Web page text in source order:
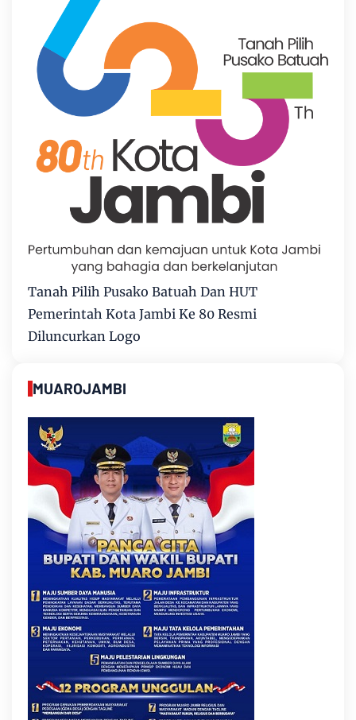
Tanah Pilih Pusako Batuah Dan HUT
Pemerintah Kota Jambi Ke 80 Resmi
Diluncurkan Logo
MUAROJAMBI